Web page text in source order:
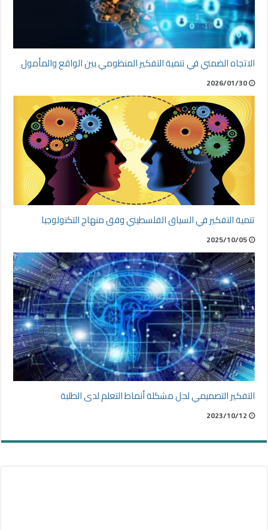
الاتجاه الضمني في تنمية التفكير المنظومي بين الواقع والمأمول
2026/01/30
تنمية التفكير في السياق الفلسطيني وفق منهاج التكنولوجيا
2025/10/05
التفكير التصميمي لحل مشكلة أنماط التعلم لدى الطلبة
2023/10/12